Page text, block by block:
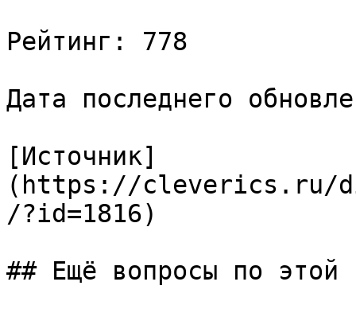
Рейтинг: 778
Дата последнего
[Источник]
(https://cleverics.ru/
/?id=1816)
## Ещё вопросы по этой